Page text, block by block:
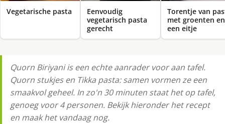
Vegetarische pasta
Eenvoudig
vegetarisch pasta
gerecht
Torentje van
met groenten en
een eitje
Quorn Biriyani is een echte aanrader voor aan tafel.
Quorn stukjes en Tikka pasta: samen vormen ze een
smaakvol geheel. In zo'n 30 minuten staat het op tafel,
genoeg voor 4 personen. Bekijk hieronder het recept
en maak het vandaag nog.